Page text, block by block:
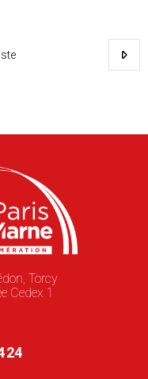
Torcy
Cedex 1
24